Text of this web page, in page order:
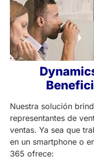
Nuestra solución
representantes de
ventas. Ya sea que
en un smartphone o
365 ofrece: